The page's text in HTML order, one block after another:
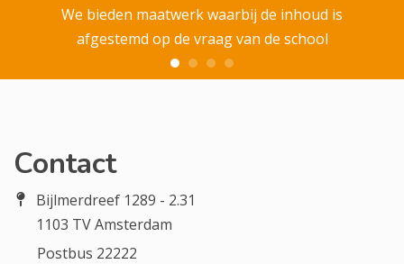
We bieden maatwerk waarbij de inhoud is
afgestemd op de vraag van de school
Contact
Bijlmerdreef 1289 - 2.31
1103 TV Amsterdam
Postbus 22222